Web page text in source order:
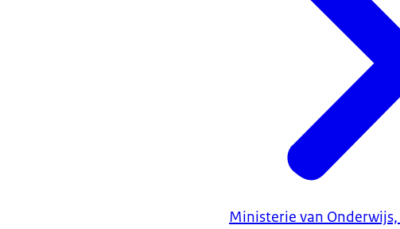
Ministerie van